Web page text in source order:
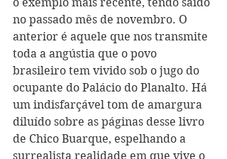
no passado mês de novembro. O
anterior é aquele que nos transmite
toda a angústia que o povo
brasileiro tem vivido sob o jugo do
ocupante do Palácio do Planalto. Há
um indisfarçável tom de amargura
diluído sobre as páginas desse livro
de Chico Buarque, espelhando a
surrealista realidade em que vive o